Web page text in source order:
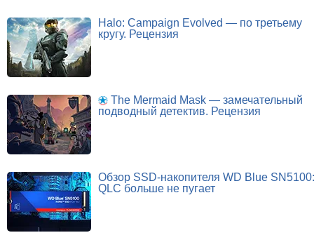
Halo: Campaign Evolved — по третьему
кругу. Рецензия
The Mermaid Mask — замечательный
подводный детектив. Рецензия
Обзор SSD-накопителя WD Blue SN5100:
QLC больше не пугает